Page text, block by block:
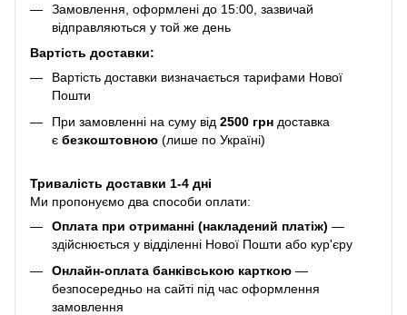
Замовлення, оформлені до 15:00, зазвичай
відправляються у той же день
Вартість доставки:
Вартість доставки визначається тарифами Нової
Пошти
При замовленні на суму від 2500 грн доставка
є безкоштовною (лише по Україні)
Тривалість доставки 1-4 дні
Ми пропонуємо два способи оплати:
Оплата при отриманні (накладений платіж) —
здійснюється у відділенні Нової Пошти або кур'єру
Онлайн-оплата банківською карткою —
безпосередньо на сайті під час оформлення
замовлення